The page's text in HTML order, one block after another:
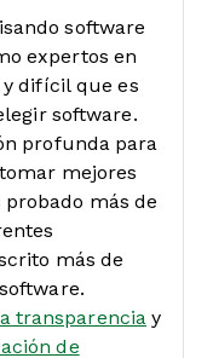
software
expertos en
difícil que es
software.
profunda para
mejores
más de
más de
transparencia y
de